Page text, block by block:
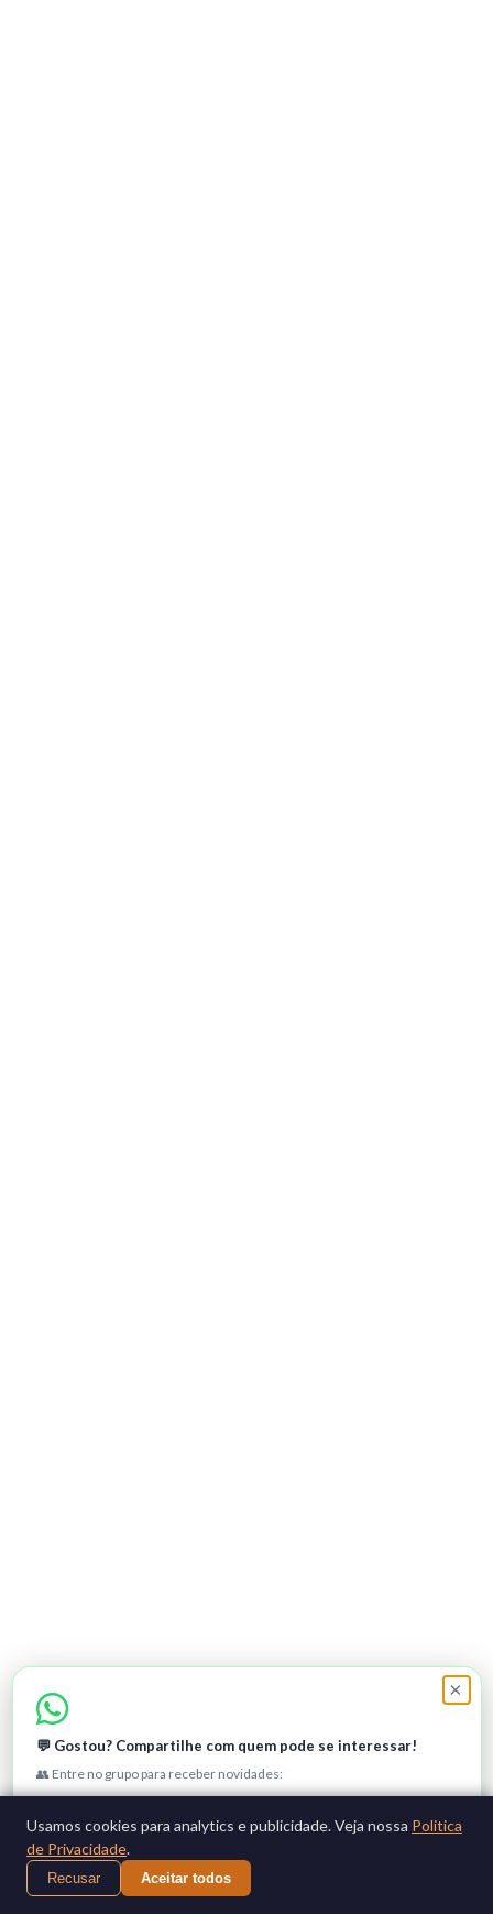
×
💬 Gostou? Compartilhe com quem pode se interessar!
👥 Entre no grupo para receber novidades:
Entrar no grupo
Não, obrigado
Usamos cookies para analytics e publicidade. Veja nossa Politica
de Privacidade.
Recusar Aceitar todos